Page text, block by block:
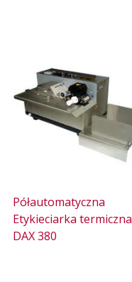
Półautomatyczna
Etykieciarka termiczna
DAX 380